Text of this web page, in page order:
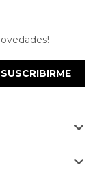
SUSCRIBIRME